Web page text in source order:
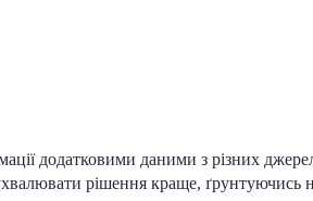
додатковими даними з різних
рішення краще, ґрунтуючись